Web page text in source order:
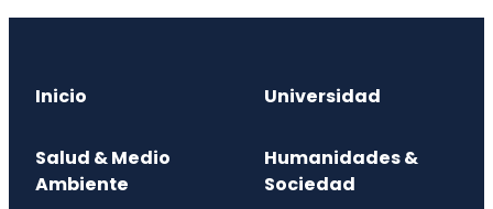
Inicio Universidad
Salud & Medio
Ambiente
Humanidades &
Sociedad